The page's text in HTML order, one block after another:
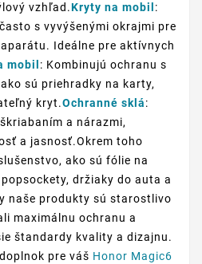
vzhľad.Kryty na mobil :
s vyvýšenými okrajmi pre
Ideálne pre aktívnych
mobil : Kombinujú ochranu s
sú priehradky na karty,
kryt.Ochranné sklá:
a nárazmi,
a jasnosť.Okrem toho
ako sú fólie na
držiaky do auta a
naše produkty sú starostlivo
maximálnu ochranu a
štandardy kvality a dizajnu.
pre váš Honor Magic6